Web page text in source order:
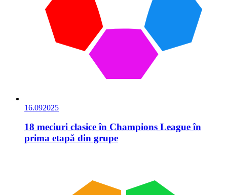
16.092025
18 meciuri clasice în Champions League în
prima etapă din grupe